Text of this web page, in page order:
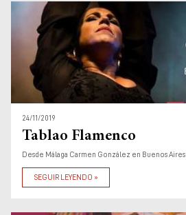
24/11/2019
Tablao Flamenco
Desde Málaga Carmen González en Buenos Aires
SEGUIR LEYENDO »